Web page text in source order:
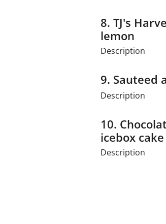
8. TJ's
lemon
Description
9. Sauteed
Description
10.
icebox cake
Description